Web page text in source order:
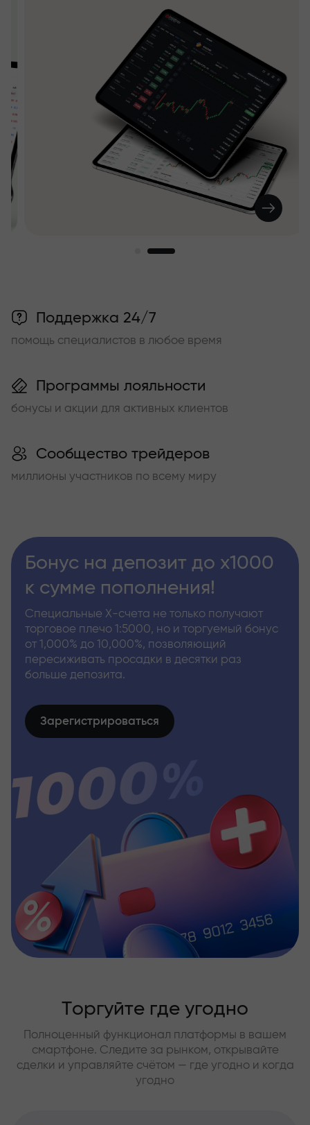
Поддержка 24/7
помощь специалистов в любое время
Программы лояльности
бонусы и акции для активных клиентов
Сообщество трейдеров
миллионы участников по всему миру
Бонус на депозит до х1000
к сумме пополнения!
Специальные Х-счета не только получают
торговое плечо 1:5000, но и торгуемый бонус
от 1,000% до 10,000%, позволяющий
пересиживать просадки в десятки раз
больше депозита.
Зарегистрироваться
Торгуйте где угодно
Полноценный функционал платформы в вашем
смартфоне. Следите за рынком, открывайте
сделки и управляйте счётом — где угодно и когда
угодно